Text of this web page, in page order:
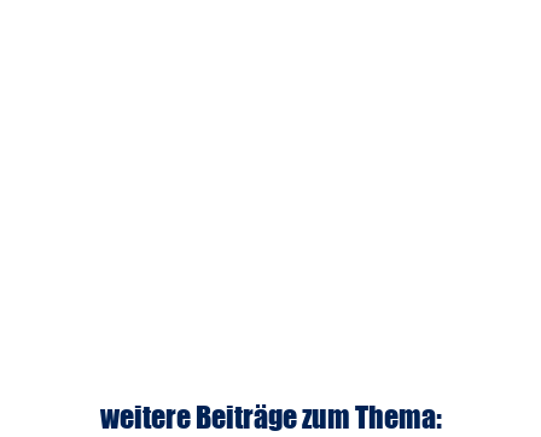
weitere Beiträge zum Thema: